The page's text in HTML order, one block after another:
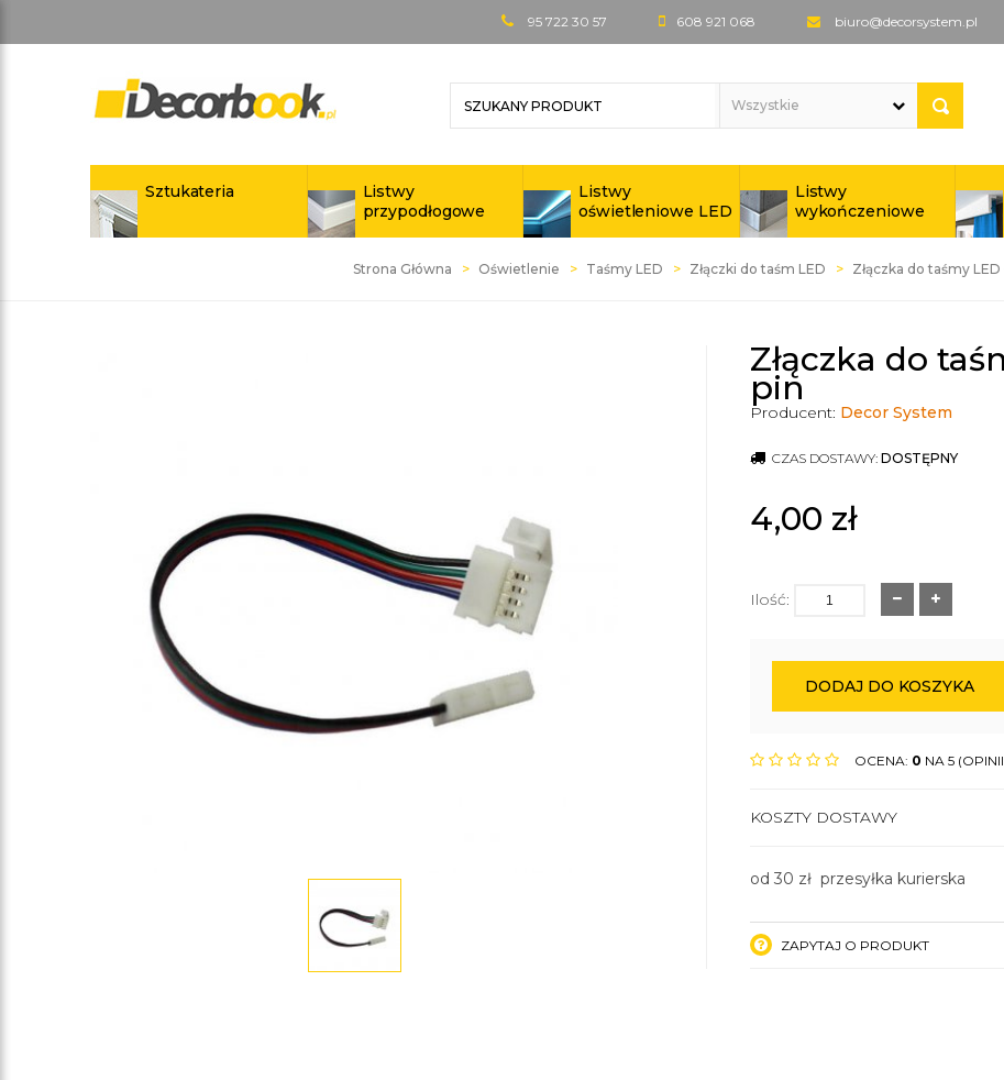
95 722 30 57 608 921 068 biuro@decorsystem.pl
Sztukateria
Listwy
przypodłogowe
Listwy
oświetleniowe LED
Listwy
wykończeniowe
Strona Główna Oświetlenie Taśmy LED Złączki do taśm LED Złączka do taśmy
Złączka do
pin
Producent: Decor System
CZAS DOSTAWY: DOSTĘPNY
4,00 zł
Ilość:
DODAJ DO KOSZYKA
OCENA: 0 NA 5
KOSZTY DOSTAWY
od 30 zł przesyłka kurierska
ZAPYTAJ O PRODUKT